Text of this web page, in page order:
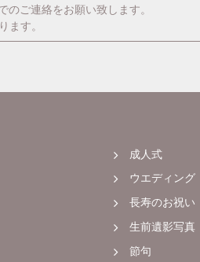
ご連絡をお願い致します。
ます。
成人式
ウエディング
長寿のお祝い
生前遺影写真
節句